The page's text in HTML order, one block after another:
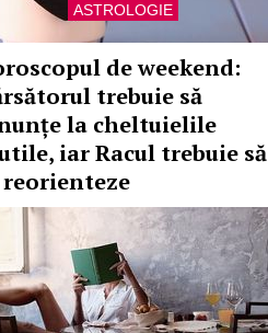
ASTROLOGIE
de weekend:
trebuie să
la cheltuielile
iar Racul trebuie să
reorienteze